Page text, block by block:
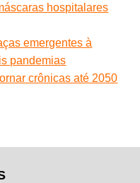
hospitalares
emergentes à
pandemias
crônicas até 2050